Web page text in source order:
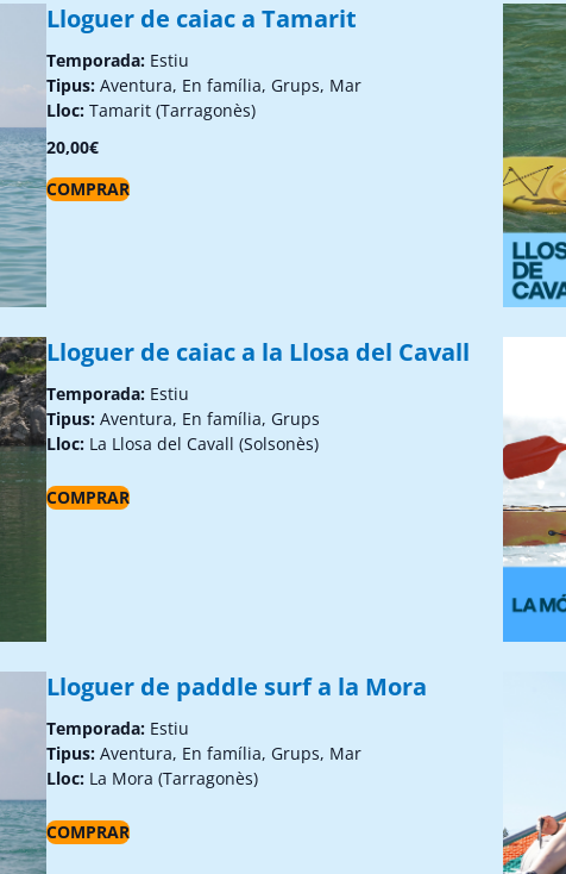
Lloguer de caiac a Tamarit
Temporada: Estiu
Tipus: Aventura, En família, Grups, Mar
Lloc: Tamarit (Tarragonès)
20,00€
COMPRAR
Lloguer de caiac a la Llosa del Cavall
Temporada: Estiu
Tipus: Aventura, En família, Grups
Lloc: La Llosa del Cavall (Solsonès)
COMPRAR
Lloguer de paddle surf a la Mora
Temporada: Estiu
Tipus: Aventura, En família, Grups, Mar
Lloc: La Mora (Tarragonès)
COMPRAR